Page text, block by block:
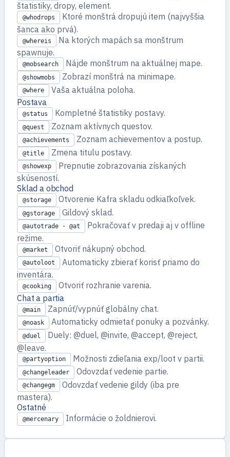
štatistiky, dropy, element.
@whodrops
Ktoré monštrá dropujú item (najvyššia
šanca ako prvá).
@whereis
Na ktorých mapách sa monštrum
spawnuje.
@mobsearch Nájde monštrum na aktuálnej mape.
@showmobs Zobrazí monštrá na minimape.
@where
Vaša aktuálna poloha.
Postava
@status Kompletné štatistiky postavy.
@quest Zoznam aktívnych questov.
@achievements Zoznam achievementov a postup.
@title Zmena titulu postavy.
@showexp
Prepnutie zobrazovania získaných
skúseností.
Sklad a obchod
@storage Otvorenie Kafra skladu odkiaľkoľvek.
@gstorage Gildový sklad.
@autotrade · @at
Pokračovať v predaji aj v offline
režime.
@market Otvoriť nákupný obchod.
@autoloot
Automaticky zbierať korisť priamo do
inventára.
@cooking
Otvoriť rozhranie varenia.
Chat a partia
@main Zapnúť/vypnúť globálny chat.
@noask Automaticky odmietať ponuky a pozvánky.
@duel
Duely: @duel, @invite, @accept, @reject,
@leave.
@partyoption Možnosti zdieľania exp/loot v partii.
@changeleader Odovzdať vedenie partie.
@changegm
Odovzdať vedenie gildy (iba pre
mastera).
Ostatné
@mercenary Informácie o žoldnierovi.